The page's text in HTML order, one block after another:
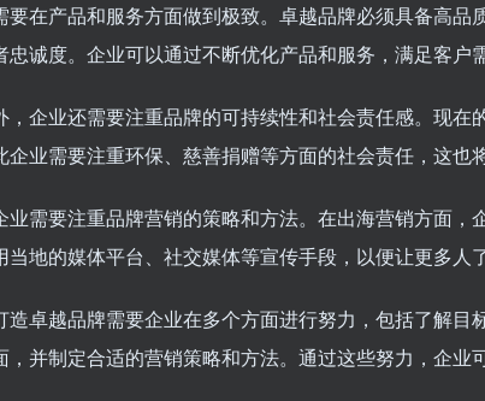
要在产品和服务方面做到极致。卓越品牌必须具备高
忠诚度。企业可以通过不断优化产品和服务，满足客户
，企业还需要注重品牌的可持续性和社会责任感。现
企业需要注重环保、慈善捐赠等方面的社会责任，这也
业需要注重品牌营销的策略和方法。在出海营销方面
当地的媒体平台、社交媒体等宣传手段，以便让更多人
造卓越品牌需要企业在多个方面进行努力，包括了解
，并制定合适的营销策略和方法。通过这些努力，企